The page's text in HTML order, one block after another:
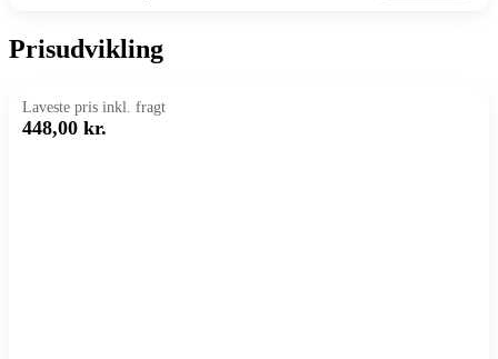
Prisudvikling
Laveste pris inkl. fragt
448,00 kr.